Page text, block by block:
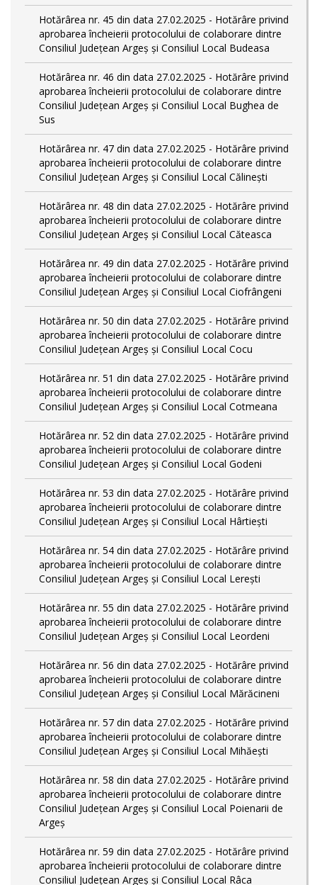
Hotărârea nr. 45 din data 27.02.2025 - Hotărâre privind
aprobarea încheierii protocolului de colaborare dintre
Consiliul Județean Argeș și Consiliul Local Budeasa
Hotărârea nr. 46 din data 27.02.2025 - Hotărâre privind
aprobarea încheierii protocolului de colaborare dintre
Consiliul Județean Argeș și Consiliul Local Bughea de
Sus
Hotărârea nr. 47 din data 27.02.2025 - Hotărâre privind
aprobarea încheierii protocolului de colaborare dintre
Consiliul Județean Argeș și Consiliul Local Călinești
Hotărârea nr. 48 din data 27.02.2025 - Hotărâre privind
aprobarea încheierii protocolului de colaborare dintre
Consiliul Județean Argeș și Consiliul Local Căteasca
Hotărârea nr. 49 din data 27.02.2025 - Hotărâre privind
aprobarea încheierii protocolului de colaborare dintre
Consiliul Județean Argeș și Consiliul Local Ciofrângeni
Hotărârea nr. 50 din data 27.02.2025 - Hotărâre privind
aprobarea încheierii protocolului de colaborare dintre
Consiliul Județean Argeș și Consiliul Local Cocu
Hotărârea nr. 51 din data 27.02.2025 - Hotărâre privind
aprobarea încheierii protocolului de colaborare dintre
Consiliul Județean Argeș și Consiliul Local Cotmeana
Hotărârea nr. 52 din data 27.02.2025 - Hotărâre privind
aprobarea încheierii protocolului de colaborare dintre
Consiliul Județean Argeș și Consiliul Local Godeni
Hotărârea nr. 53 din data 27.02.2025 - Hotărâre privind
aprobarea încheierii protocolului de colaborare dintre
Consiliul Județean Argeș și Consiliul Local Hârtiești
Hotărârea nr. 54 din data 27.02.2025 - Hotărâre privind
aprobarea încheierii protocolului de colaborare dintre
Consiliul Județean Argeș și Consiliul Local Lerești
Hotărârea nr. 55 din data 27.02.2025 - Hotărâre privind
aprobarea încheierii protocolului de colaborare dintre
Consiliul Județean Argeș și Consiliul Local Leordeni
Hotărârea nr. 56 din data 27.02.2025 - Hotărâre privind
aprobarea încheierii protocolului de colaborare dintre
Consiliul Județean Argeș și Consiliul Local Mărăcineni
Hotărârea nr. 57 din data 27.02.2025 - Hotărâre privind
aprobarea încheierii protocolului de colaborare dintre
Consiliul Județean Argeș și Consiliul Local Mihăești
Hotărârea nr. 58 din data 27.02.2025 - Hotărâre privind
aprobarea încheierii protocolului de colaborare dintre
Consiliul Județean Argeș și Consiliul Local Poienarii de
Argeș
Hotărârea nr. 59 din data 27.02.2025 - Hotărâre privind
aprobarea încheierii protocolului de colaborare dintre
Consiliul Județean Argeș și Consiliul Local Râca